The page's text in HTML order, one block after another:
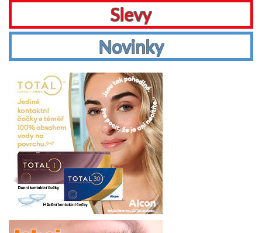
Slevy
Novinky